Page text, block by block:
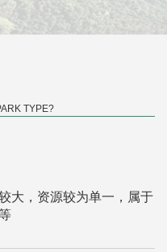
TYPE?
大，资源较为单一，属于